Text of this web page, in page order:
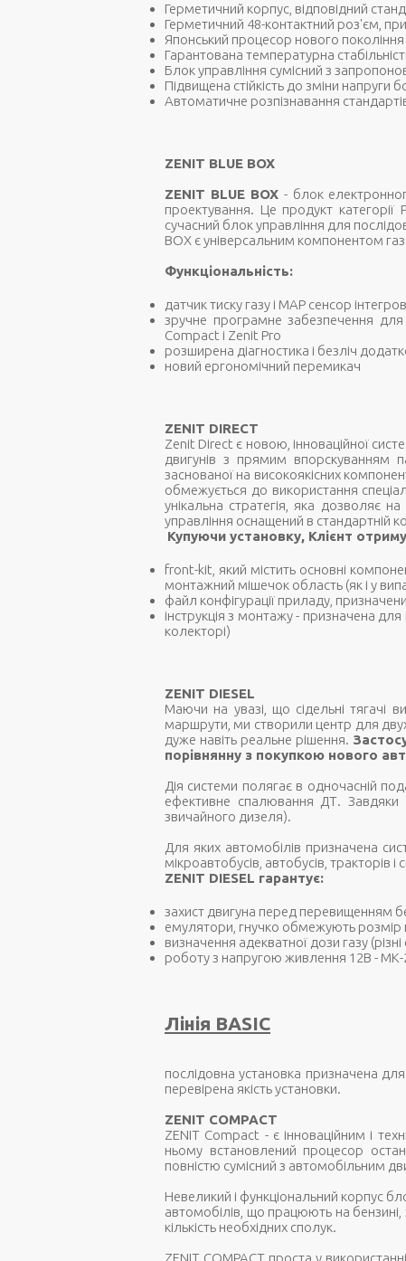
Герметичний корпус, відповідний
Герметичний 48-контактний роз'єм,
Японський процесор нового
Гарантована температурна
Блок управління сумісний з
Підвищена стійкість до зміни напруги
Автоматичне розпізнавання
ZENIT BLUE BOX
ZENIT BLUE BOX- блок
проектування. Це продукт категорії
сучасний блок управління для
BOX є універсальним компонентом
Функціональність:
датчик тиску газу і MAP сенсор
зручне програмне забезпечення
Compact і Zenit Pro
розширена діагностика і безліч
новий ергономічний перемикач
ZENIT DIRECT
Zenit Direct є новою, інноваційної
двигунів з прямим впорскуванням
заснованої на високоякісних
обмежується до використання
унікальна стратегія, яка дозволяє
управління оснащений в стандартній
Купуючи установку, Клієнт
front-kit, який містить основні
монтажний мішечок область (як і у
файл конфігурації приладу,
інструкція з монтажу - призначена
колекторі)
ZENIT DIESEL
Маючи на увазі, що сідельні тягачі
маршрути, ми створили центр для
дуже навіть реальне рішення.
порівнянну з покупкою нового
Дія системи полягає в одночасній
ефективне спалювання ДТ.
звичайного дизеля).
Для яких автомобілів призначена
мікроавтобусів, автобусів, тракторів
ZENIT DIESEL гарантує:
захист двигуна перед перевищенням
емулятори, гнучко обмежують розмір
визначення адекватної дози газу
роботу з напругою живлення 12В - МК-
Лінія BASIC
послідовна установка призначена
перевірена якість установки.
ZENIT COMPACT
ZENIT Compact - є інноваційним і
ньому встановлений процесор
повністю сумісний з автомобільним
Невеликий і функціональний корпус
автомобілів, що працюють на
кількість необхідних сполук.
ZENIT COMPACT проста у